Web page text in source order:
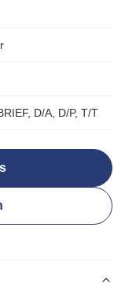
D/A, D/P, T/T